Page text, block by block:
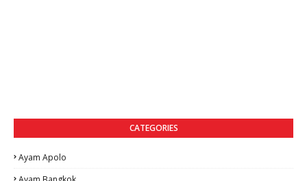
CATEGORIES
Ayam Apolo